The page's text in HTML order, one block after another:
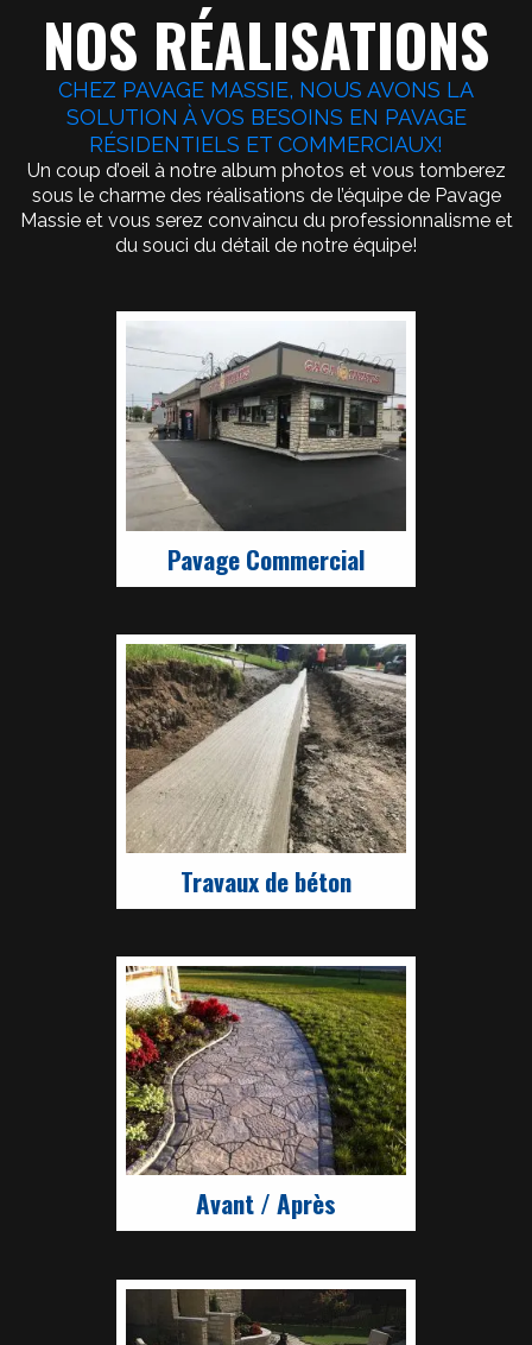
NOS RÉALISATIONS
CHEZ PAVAGE MASSIE, NOUS AVONS LA
SOLUTION À VOS BESOINS EN PAVAGE
RÉSIDENTIELS ET COMMERCIAUX!
Un coup d’oeil à notre album photos et vous tomberez
sous le charme des réalisations de l’équipe de Pavage
Massie et vous serez convaincu du professionnalisme et
du souci du détail de notre équipe!
Pavage Commercial
Travaux de béton
Avant / Après